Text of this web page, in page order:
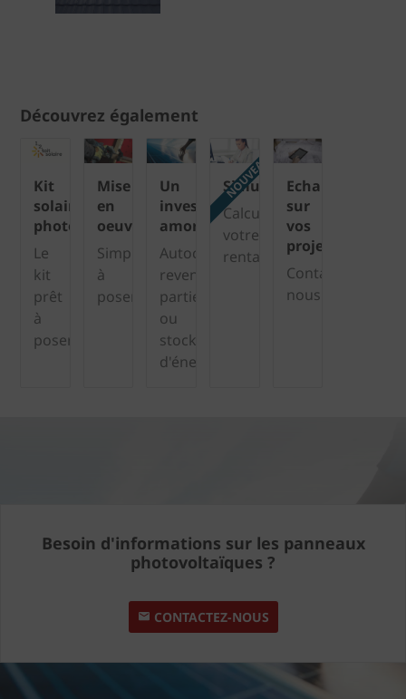
Découvrez également
Kit
solaire
photovoltaïque
Le
kit
prêt
à
poser
Mise
en
oeuvre
Simple
à
poser
Un
investissement
amorti
Autoconsommation,
revente
partielle
ou
stockage
d'énergie
Simulateur
Calculez
votre
rentabilité
NOUVEAU
Echangeons
sur
vos
projets
Contactez-
nous
Besoin d'informations sur les panneaux
photovoltaïques ?
CONTACTEZ-NOUS